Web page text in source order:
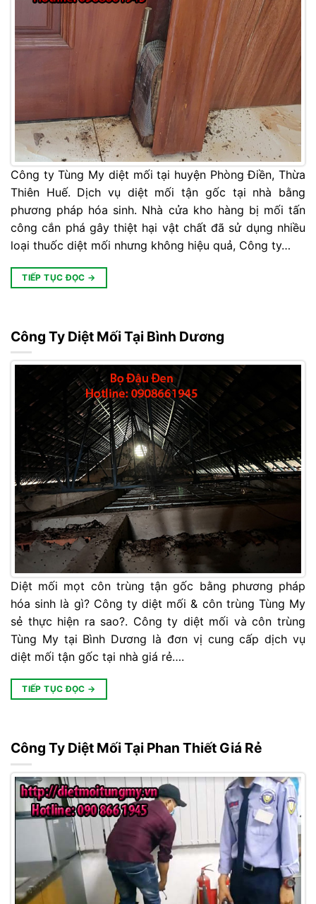
Công ty Tùng My diệt mối tại huyện Phòng Điền, Thừa
Thiên Huế. Dịch vụ diệt mối tận gốc tại nhà bằng
phương pháp hóa sinh. Nhà cửa kho hàng bị mối tấn
công cắn phá gây thiệt hại vật chất đã sử dụng nhiều
loại thuốc diệt mối nhưng không hiệu quả, Công ty…
TIẾP TỤC ĐỌC →
Công Ty Diệt Mối Tại Bình Dương
Diệt mối mọt côn trùng tận gốc bằng phương pháp
hóa sinh là gì? Công ty diệt mối & côn trùng Tùng My
sẻ thực hiện ra sao?. Công ty diệt mối và côn trùng
Tùng My tại Bình Dương là đơn vị cung cấp dịch vụ
diệt mối tận gốc tại nhà giá rẻ….
TIẾP TỤC ĐỌC →
Công Ty Diệt Mối Tại Phan Thiết Giá Rẻ